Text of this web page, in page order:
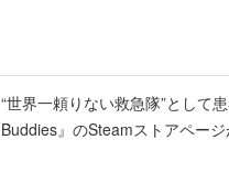
“世界一頼りない救急隊”として
Buddies』のSteamストアペー